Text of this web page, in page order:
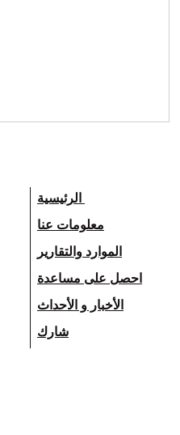
معلومات عنا
الموارد والتقارير
احصل على مساعدة
الأخبار و الأحداث
شارك